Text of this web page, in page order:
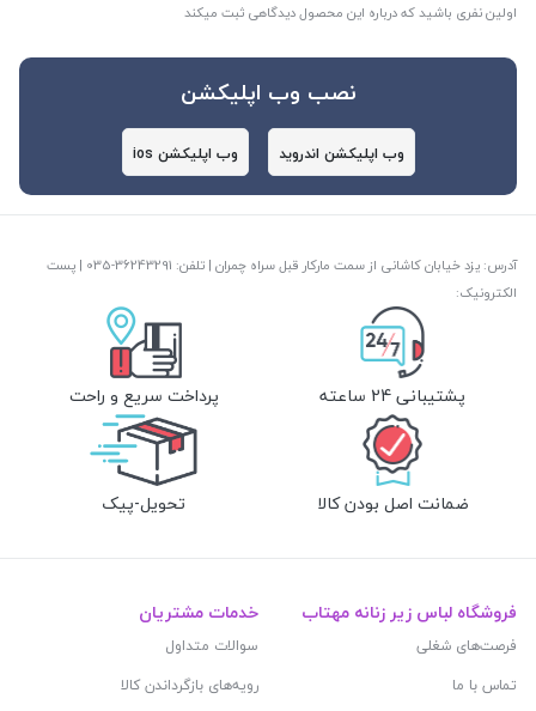
اولین نفری باشید که درباره این محصول دیدگاهی ثبت میکند
نصب وب اپلیکشن
وب اپلیکشن اندروید وب اپلیکشن ios
آدرس: یزد خیابان کاشانی از سمت مارکار قبل سراه چمران | تلفن: ‎035-36243291 | پست
الکترونیک:
پشتیبانی 24 ساعته پرداخت سریع و راحت
ضمانت اصل بودن کالا تحویل-پیک
فروشگاه لباس زیر زنانه مهتاب
فرصت‌های شغلی
تماس با ما
خدمات مشتریان
سوالات متداول
رویه‌های بازگرداندن کالا